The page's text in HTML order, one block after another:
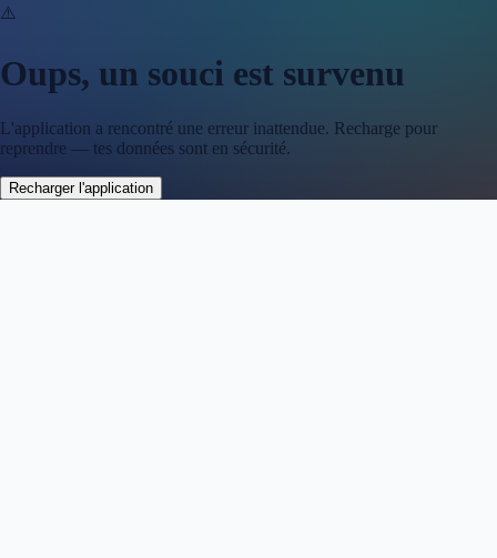
⚠️
Oups, un souci est survenu
L'application a rencontré une erreur inattendue. Recharge pour
reprendre — tes données sont en sécurité.
Recharger l'application